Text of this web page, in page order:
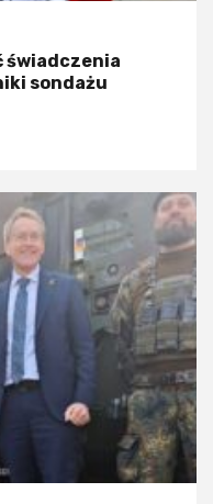
świadczenia
sondażu